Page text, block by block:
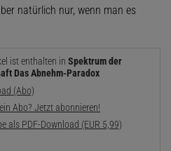
natürlich nur, wenn man es
ist enthalten in Spektrum der
Das Abnehm-Paradox
(Abo)
Abo? Jetzt abonnieren!
als PDF-Download (EUR 5,99)